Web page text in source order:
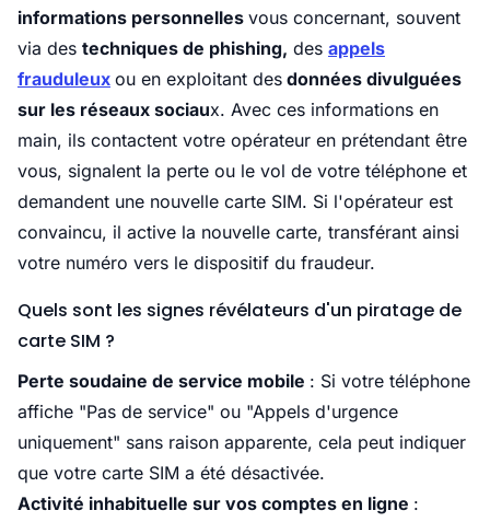
informations personnelles vous concernant, souvent
via des techniques de phishing, des appels
frauduleux ou en exploitant des données divulguées
sur les réseaux sociaux. Avec ces informations en
main, ils contactent votre opérateur en prétendant être
vous, signalent la perte ou le vol de votre téléphone et
demandent une nouvelle carte SIM. Si l'opérateur est
convaincu, il active la nouvelle carte, transférant ainsi
votre numéro vers le dispositif du fraudeur.
Quels sont les signes révélateurs d'un piratage de
carte SIM ?
Perte soudaine de service mobile : Si votre téléphone
affiche "Pas de service" ou "Appels d'urgence
uniquement" sans raison apparente, cela peut indiquer
que votre carte SIM a été désactivée.​
Activité inhabituelle sur vos comptes en ligne :